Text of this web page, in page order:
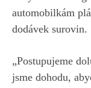
automobilkám
dodávek surovin.
„Postupujeme
jsme dohodu,